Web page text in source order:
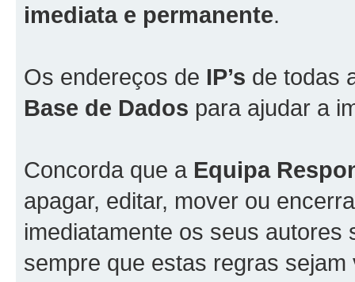
imediata e permanente.
Os endereços de IP’s de todas
Base de Dados para ajudar a
Concorda que a Equipa
apagar, editar, mover ou
imediatamente os seus
sempre que estas regras sejam